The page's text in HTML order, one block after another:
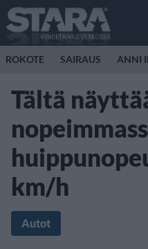
ROKOTE SAIRAUS ANNI
Tältä
km/h
Autot